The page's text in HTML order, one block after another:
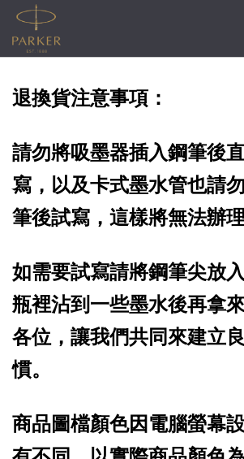
退換貨注意事項：
請勿將吸墨器插入鋼筆後
寫，以及卡式墨水管也請
筆後試寫，這樣將無法辦理
如需要試寫請將鋼筆尖放
瓶裡沾到一些墨水後再拿
各位，讓我們共同來建立
慣。
商品圖檔顏色因電腦螢幕